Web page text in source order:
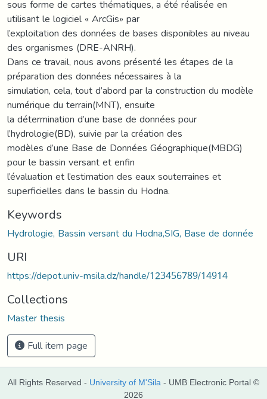
sous forme de cartes thématiques, a été réalisée en
utilisant le logiciel « ArcGis» par
l’exploitation des données de bases disponibles au niveau
des organismes (DRE-ANRH).
Dans ce travail, nous avons présenté les étapes de la
préparation des données nécessaires à la
simulation, cela, tout d’abord par la construction du modèle
numérique du terrain(MNT), ensuite
la détermination d’une base de données pour
l’hydrologie(BD), suivie par la création des
modèles d’une Base de Données Géographique(MBDG)
pour le bassin versant et enfin
l’évaluation et l’estimation des eaux souterraines et
superficielles dans le bassin du Hodna.
Keywords
Hydrologie, Bassin versant du Hodna,SIG, Base de donnée
URI
https://depot.univ-msila.dz/handle/123456789/14914
Collections
Master thesis
Full item page
All Rights Reserved - University of M'Sila - UMB Electronic Portal ©
2026